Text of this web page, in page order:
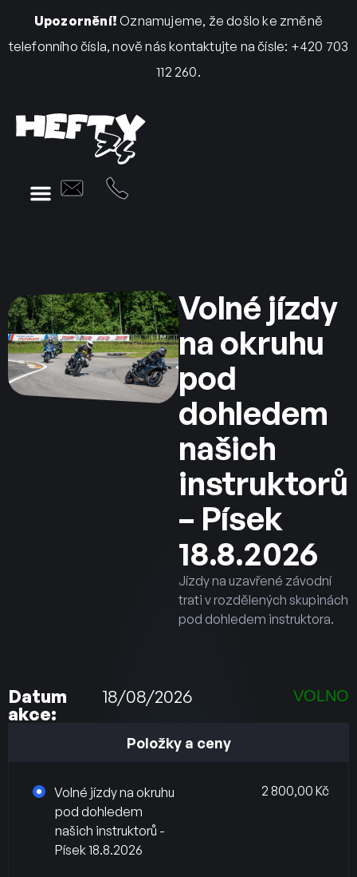
Upozornění! Oznamujeme, že došlo ke změně
telefonního čísla, nově nás kontaktujte na čísle: +420 703
112 260.
Volné jízdy
na okruhu
pod
dohledem
našich
instruktorů
– Písek
18.8.2026
Jízdy na uzavřené závodní
trati v rozdělených skupinách
pod dohledem instruktora.
Datum
akce:
18/08/2026 VOLNO
Položky a ceny
Volné jízdy na okruhu
pod dohledem
našich instruktorů -
Písek 18.8.2026
2 800,00 Kč